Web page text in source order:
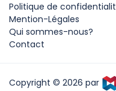
Politique de
Mention-Légales
Qui sommes-nous?
Contact
Copyright © 2026 par